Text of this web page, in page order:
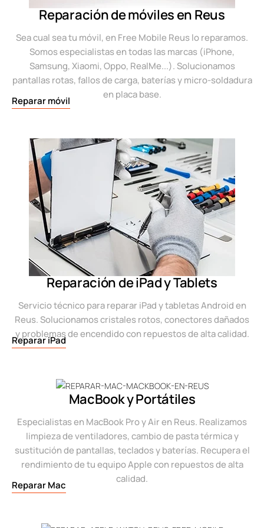
Reparación de móviles en Reus
Sea cual sea tu móvil, en Free Mobile Reus lo reparamos.
Somos especialistas en todas las marcas (iPhone,
Samsung, Xiaomi, Oppo, RealMe...). Solucionamos
pantallas rotas, fallos de carga, baterías y micro-soldadura
en placa base.
Reparar móvil
Reparación de iPad y Tablets
Servicio técnico para reparar iPad y tabletas Android en
Reus. Solucionamos cristales rotos, conectores dañados
y problemas de encendido con repuestos de alta calidad.
Reparar iPad
MacBook y Portátiles
Especialistas en MacBook Pro y Air en Reus. Realizamos
limpieza de ventiladores, cambio de pasta térmica y
sustitución de pantallas, teclados y baterías. Recupera el
rendimiento de tu equipo Apple con repuestos de alta
calidad.
Reparar Mac